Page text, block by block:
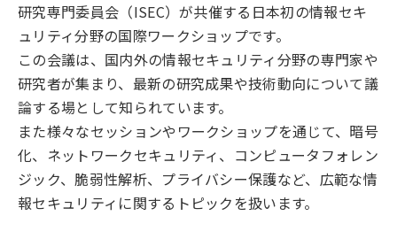
研究専門委員会（ISEC）が共催する日本初の情報セキ
ュリティ分野の国際ワークショップです。
この会議は、国内外の情報セキュリティ分野の専門家や
研究者が集まり、最新の研究成果や技術動向について議
論する場として知られています。
また様々なセッションやワークショップを通じて、暗号
化、ネットワークセキュリティ、コンピュータフォレン
ジック、脆弱性解析、プライバシー保護など、広範な情
報セキュリティに関するトピックを扱います。